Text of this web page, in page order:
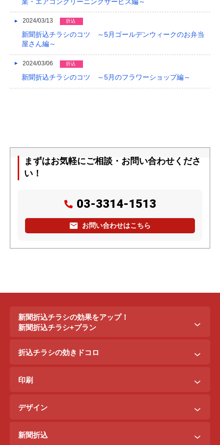
2024/03/13 折込
新聞折込チラシのコツ ～5月ゴールデンウィークのお弁当
屋さん編～
2024/03/06 折込
新聞折込チラシのコツ ～5月のフラワーショップ編～
まずはお気軽にご相談・お問い合わせくださ
い！
03-3314-1513
お問い合わせはこちら
新聞折込チラシの効果をアップ！
新聞折込チラシ+プラン
新聞折込チラシ＋ポステイング
折込チラシ＋駅看板
折込チラシの効きドコロ
折込配布効きドコロ
印刷効きドコロ
印刷
B3料金
B4料金
デザイン
原稿を作るには？
新聞折込